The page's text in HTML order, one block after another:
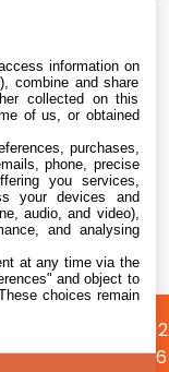
IA Vibe
©
2026
information on
combine and share
collected on this
of us, or obtained
purchases,
phone, precise
you services,
your devices and
audio, and video),
and analysing
at any time via the
and object to
choices remain